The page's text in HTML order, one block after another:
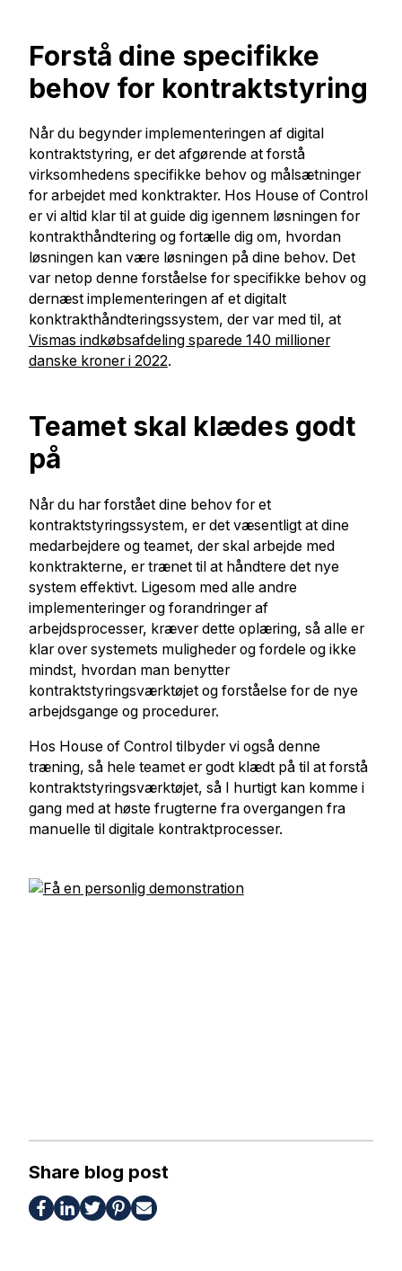
Forstå dine specifikke
behov for kontraktstyring
Når du begynder implementeringen af digital
kontraktstyring, er det afgørende at forstå
virksomhedens specifikke behov og målsætninger
for arbejdet med konktrakter. Hos House of Control
er vi altid klar til at guide dig igennem løsningen for
kontrakthåndtering og fortælle dig om, hvordan
løsningen kan være løsningen på dine behov. Det
var netop denne forståelse for specifikke behov og
dernæst implementeringen af et digitalt
konktrakthåndteringssystem, der var med til, at
Vismas indkøbsafdeling sparede 140 millioner
danske kroner i 2022.
Teamet skal klædes godt
på
Når du har forstået dine behov for et
kontraktstyringssystem, er det væsentligt at dine
medarbejdere og teamet, der skal arbejde med
konktrakterne, er trænet til at håndtere det nye
system effektivt. Ligesom med alle andre
implementeringer og forandringer af
arbejdsprocesser, kræver dette oplæring, så alle er
klar over systemets muligheder og fordele og ikke
mindst, hvordan man benytter
kontraktstyringsværktøjet og forståelse for de nye
arbejdsgange og procedurer.
Hos House of Control tilbyder vi også denne
træning, så hele teamet er godt klædt på til at forstå
kontraktstyringsværktøjet, så I hurtigt kan komme i
gang med at høste frugterne fra overgangen fra
manuelle til digitale kontraktprocesser.
Share blog post